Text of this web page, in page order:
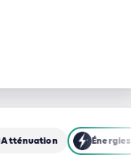
Atténuation Énergies